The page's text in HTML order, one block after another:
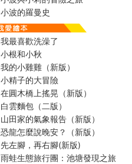
小波的羅曼史
我最喜歡洗澡了
小根和小秋
我的小雞雞（新版）
小精子的大冒險
在圓木橋上搖晃（新版）
白雲麵包（二版）
山田家的氣象報告（新版）
恐龍怎麼說晚安？（新版）
先左腳，再右腳(新版)
雨蛙生態旅行團：池塘發現之旅